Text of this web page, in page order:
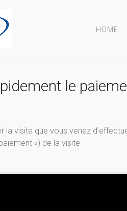
HOME
le
la visite que vous venez
») de la visite